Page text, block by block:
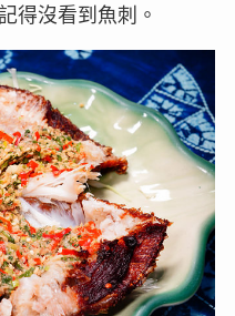
得沒看到魚刺。